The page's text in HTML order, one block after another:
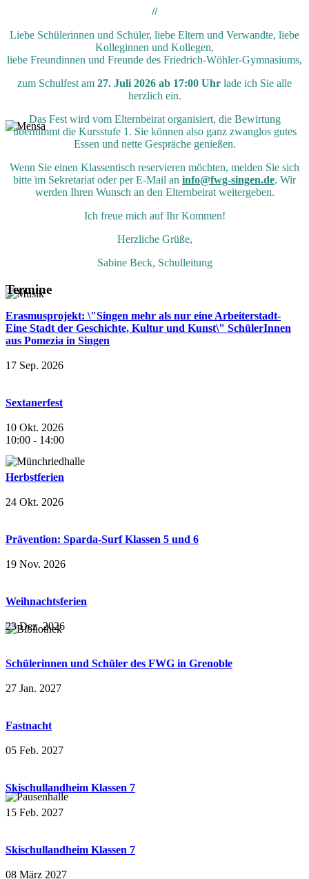
//
Liebe Schülerinnen und Schüler, liebe Eltern und Verwandte, liebe
Kolleginnen und Kollegen,
liebe Freundinnen und Freunde des Friedrich-Wöhler-Gymnasiums,
zum Schulfest am 27. Juli 2026 ab 17:00 Uhr lade ich Sie alle
herzlich ein.
Das Fest wird vom Elternbeirat organisiert, die Bewirtung
übernimmt die Kursstufe 1. Sie können also ganz zwanglos gutes
Essen und nette Gespräche genießen.
Wenn Sie einen Klassentisch reservieren möchten, melden Sie sich
bitte im Sekretariat oder per E-Mail an info@fwg-singen.de. Wir
werden Ihren Wunsch an den Elternbeirat weitergeben.
Ich freue mich auf Ihr Kommen!
Herzliche Grüße,
Sabine Beck, Schulleitung
Termine
Erasmusprojekt: \"Singen mehr als nur eine Arbeiterstadt-
Eine Stadt der Geschichte, Kultur und Kunst\" SchülerInnen
aus Pomezia in Singen
17 Sep. 2026
Sextanerfest
10 Okt. 2026
10:00 - 14:00
Herbstferien
24 Okt. 2026
Prävention: Sparda-Surf Klassen 5 und 6
19 Nov. 2026
Weihnachtsferien
23 Dez. 2026
Schülerinnen und Schüler des FWG in Grenoble
27 Jan. 2027
Fastnacht
05 Feb. 2027
Skischullandheim Klassen 7
15 Feb. 2027
Skischullandheim Klassen 7
08 März 2027